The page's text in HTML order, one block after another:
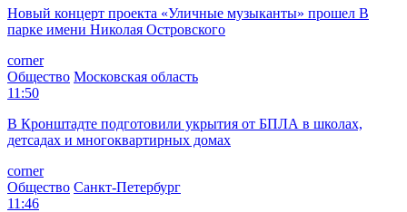
Новый концерт проекта «Уличные музыканты» прошел В
парке имени Николая Островского
corner
Общество Московская область
11:50
В Кронштадте подготовили укрытия от БПЛА в школах,
детсадах и многоквартирных домах
corner
Общество Санкт-Петербург
11:46